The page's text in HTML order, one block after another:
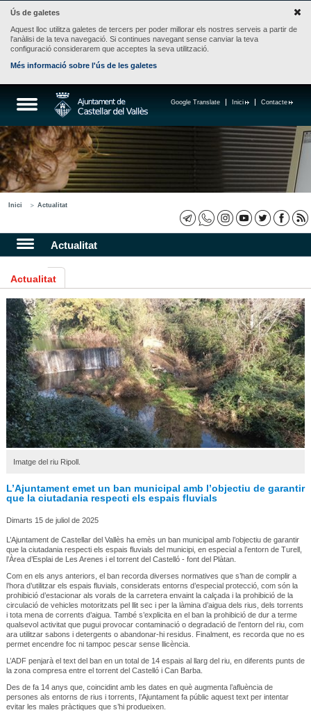
Ús de galetes
Aquest lloc utilitza galetes de tercers per poder millorar els nostres serveis a partir de
l'anàlisi de la teva navegació. Si continues navegant sense canviar la teva
configuració considerarem que acceptes la seva utilització.
Més informació sobre l'ús de les galetes
Contacte
Inici
Google Translate
Inici Actualitat
Actualitat
Actualitat
Imatge del riu Ripoll.
L’Ajuntament emet un ban municipal amb l’objectiu de garantir
que la ciutadania respecti els espais fluvials
Dimarts 15 de juliol de 2025
L’Ajuntament de Castellar del Vallès ha emès un ban municipal amb l’objectiu de garantir
que la ciutadania respecti els espais fluvials del municipi, en especial a l’entorn de Turell,
l’Àrea d’Esplai de Les Arenes i el torrent del Castelló - font del Plàtan.
Com en els anys anteriors, el ban recorda diverses normatives que s’han de complir a
l’hora d’utilitzar els espais fluvials, considerats entorns d’especial protecció, com són la
prohibició d’estacionar als vorals de la carretera envaint la calçada i la prohibició de la
circulació de vehicles motoritzats pel llit sec i per la làmina d’aigua dels rius, dels torrents
i tota mena de corrents d’aigua. També s’explicita en el ban la prohibició de dur a terme
qualsevol activitat que pugui provocar contaminació o degradació de l’entorn del riu, com
ara utilitzar sabons i detergents o abandonar-hi residus. Finalment, es recorda que no es
permet encendre foc ni tampoc pescar sense llicència.
L’ADF penjarà el text del ban en un total de 14 espais al llarg del riu, en diferents punts de
la zona compresa entre el torrent del Castelló i Can Barba.
Des de fa 14 anys que, coincidint amb les dates en què augmenta l’afluència de
persones als entorns de rius i torrents, l’Ajuntament fa públic aquest text per intentar
evitar les males pràctiques que s’hi produeixen.